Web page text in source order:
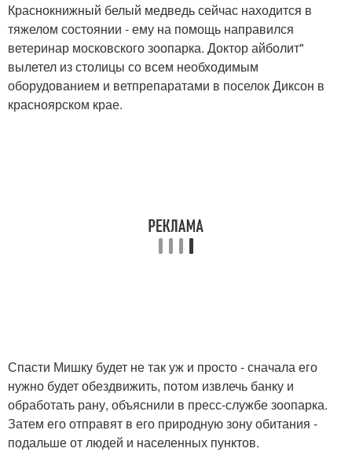
Краснокнижный белый медведь сейчас находится в
тяжелом состоянии - ему на помощь направился
ветеринар московского зоопарка. Доктор айболит"
вылетел из столицы со всем необходимым
оборудованием и ветпрепаратами в поселок Диксон в
красноярском крае.
Спасти Мишку будет не так уж и просто - сначала его
нужно будет обездвижить, потом извлечь банку и
обработать рану, объяснили в пресс-службе зоопарка.
Затем его отправят в его природную зону обитания -
подальше от людей и населенных пунктов.